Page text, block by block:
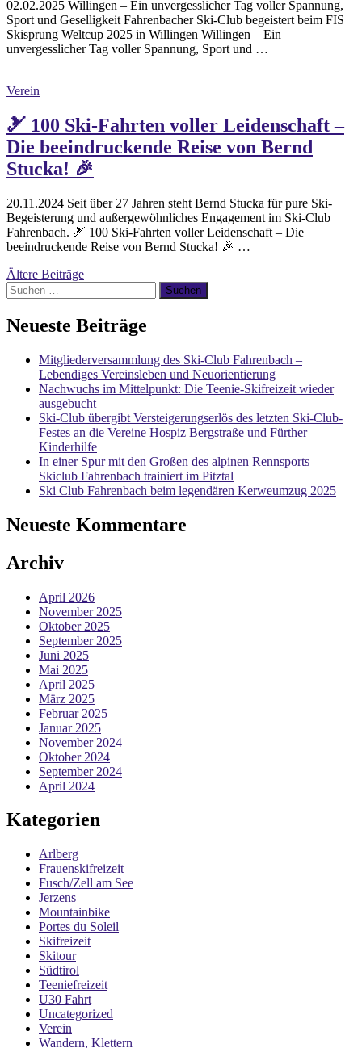
02.02.2025 Willingen – Ein unvergesslicher Tag voller Spannung,
Sport und Geselligkeit Fahrenbacher Ski-Club begeistert beim FIS
Skisprung Weltcup 2025 in Willingen Willingen – Ein
unvergesslicher Tag voller Spannung, Sport und …
Verein
🎿 100 Ski-Fahrten voller Leidenschaft –
Die beeindruckende Reise von Bernd
Stucka! 🎉
20.11.2024 Seit über 27 Jahren steht Bernd Stucka für pure Ski-
Begeisterung und außergewöhnliches Engagement im Ski-Club
Fahrenbach. 🎿 100 Ski-Fahrten voller Leidenschaft – Die
beeindruckende Reise von Bernd Stucka! 🎉 …
Beitragsnavigation
Ältere Beiträge
Suchen
nach:
Neueste Beiträge
Mitgliederversammlung des Ski-Club Fahrenbach –
Lebendiges Vereinsleben und Neuorientierung
Nachwuchs im Mittelpunkt: Die Teenie-Skifreizeit wieder
ausgebucht
Ski-Club übergibt Versteigerungserlös des letzten Ski-Club-
Festes an die Vereine Hospiz Bergstraße und Fürther
Kinderhilfe
In einer Spur mit den Großen des alpinen Rennsports –
Skiclub Fahrenbach trainiert im Pitztal
Ski Club Fahrenbach beim legendären Kerweumzug 2025
Neueste Kommentare
Archiv
April 2026
November 2025
Oktober 2025
September 2025
Juni 2025
Mai 2025
April 2025
März 2025
Februar 2025
Januar 2025
November 2024
Oktober 2024
September 2024
April 2024
Kategorien
Arlberg
Frauenskifreizeit
Fusch/Zell am See
Jerzens
Mountainbike
Portes du Soleil
Skifreizeit
Skitour
Südtirol
Teeniefreizeit
U30 Fahrt
Uncategorized
Verein
Wandern, Klettern